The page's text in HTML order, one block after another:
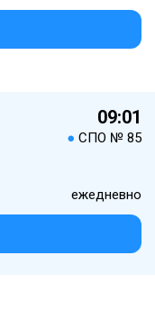
09:01
● СПО № 85
ежедневно